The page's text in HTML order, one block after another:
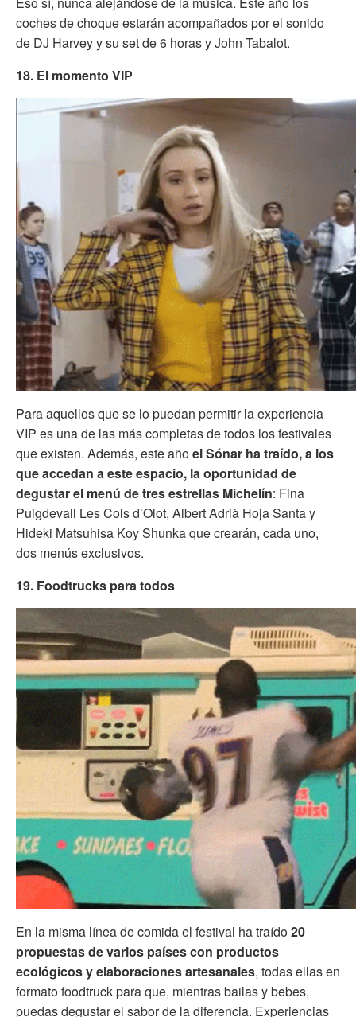
coches de choque estarán acompañados por el sonido
de DJ Harvey y su set de 6 horas y John Tabalot.
18. El momento VIP
Para aquellos que se lo puedan permitir la experiencia
VIP es una de las más completas de todos los festivales
que existen. Además, este añoel Sónar ha traído, a los
que accedan a este espacio, la oportunidad de
degustar el menú de tres estrellas Michelín: Fina
Puigdevall Les Cols d’Olot, Albert Adrià Hoja Santa y
Hideki Matsuhisa Koy Shunka que crearán, cada uno,
dos menús exclusivos.
19. Foodtrucks para todos
En la misma línea de comida el festival ha traído20
propuestas de varios países con productos
ecológicos y elaboraciones artesanales, todas ellas en
formato foodtruck para que, mientras bailas y bebes,
puedas degustar el sabor de la diferencia. Experiencias